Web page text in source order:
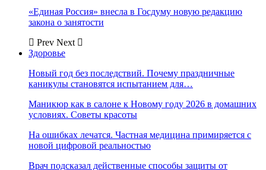
«Единая Россия» внесла в Госдуму новую редакцию
закона о занятости
Prev Next
Здоровье
Новый год без последствий. Почему праздничные
каникулы становятся испытанием для…
Маникюр как в салоне к Новому году 2026 в домашних
условиях. Советы красоты
На ошибках лечатся. Частная медицина примиряется с
новой цифровой реальностью
Врач подсказал действенные способы защиты от